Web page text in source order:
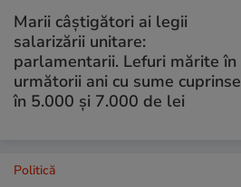
Marii câștigători ai legii
salarizării unitare:
parlamentarii. Lefuri mărite în
următorii ani cu sume cuprinse
în 5.000 și 7.000 de lei
Politică